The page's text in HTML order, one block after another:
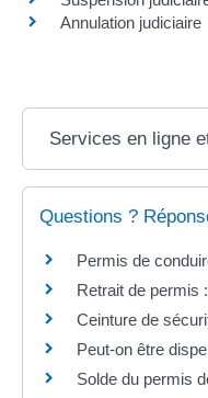
Annulation judiciaire
Services en ligne
Questions ?
Permis de
Retrait de permis
Ceinture de
Peut-on être
Solde du permis